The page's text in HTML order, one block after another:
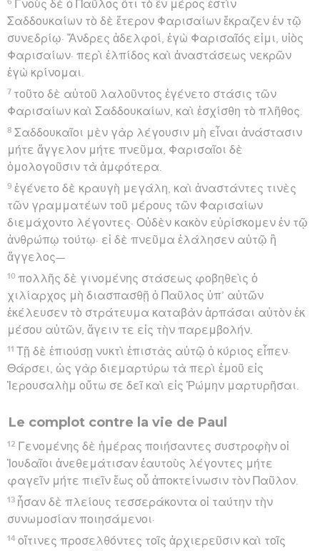
Γνοὺς δὲ ὁ Παῦλος ὅτι τὸ ἓν μέρος ἐστὶν
Σαδδουκαίων τὸ δὲ ἕτερον Φαρισαίων ἔκραζεν ἐν τῷ
συνεδρίῳ· Ἄνδρες ἀδελφοί, ἐγὼ Φαρισαῖός εἰμι, υἱὸς
Φαρισαίων· περὶ ἐλπίδος καὶ ἀναστάσεως νεκρῶν
ἐγὼ κρίνομαι.
7 τοῦτο δὲ αὐτοῦ λαλοῦντος ἐγένετο στάσις τῶν
Φαρισαίων καὶ Σαδδουκαίων, καὶ ἐσχίσθη τὸ πλῆθος.
8 Σαδδουκαῖοι μὲν γὰρ λέγουσιν μὴ εἶναι ἀνάστασιν
μήτε ἄγγελον μήτε πνεῦμα, Φαρισαῖοι δὲ
ὁμολογοῦσιν τὰ ἀμφότερα.
9 ἐγένετο δὲ κραυγὴ μεγάλη, καὶ ἀναστάντες τινὲς
τῶν γραμματέων τοῦ μέρους τῶν Φαρισαίων
διεμάχοντο λέγοντες· Οὐδὲν κακὸν εὑρίσκομεν ἐν τῷ
ἀνθρώπῳ τούτῳ· εἰ δὲ πνεῦμα ἐλάλησεν αὐτῷ ἢ
ἄγγελος—
10 πολλῆς δὲ γινομένης στάσεως φοβηθεὶς ὁ
χιλίαρχος μὴ διασπασθῇ ὁ Παῦλος ὑπ’ αὐτῶν
ἐκέλευσεν τὸ στράτευμα καταβὰν ἁρπάσαι αὐτὸν ἐκ
μέσου αὐτῶν, ἄγειν τε εἰς τὴν παρεμβολήν.
11 Τῇ δὲ ἐπιούσῃ νυκτὶ ἐπιστὰς αὐτῷ ὁ κύριος εἶπεν·
Θάρσει, ὡς γὰρ διεμαρτύρω τὰ περὶ ἐμοῦ εἰς
Ἰερουσαλὴμ οὕτω σε δεῖ καὶ εἰς Ῥώμην μαρτυρῆσαι.
Le complot contre la vie de Paul
12 Γενομένης δὲ ἡμέρας ποιήσαντες συστροφὴν οἱ
Ἰουδαῖοι ἀνεθεμάτισαν ἑαυτοὺς λέγοντες μήτε
φαγεῖν μήτε πιεῖν ἕως οὗ ἀποκτείνωσιν τὸν Παῦλον.
13 ἦσαν δὲ πλείους τεσσεράκοντα οἱ ταύτην τὴν
συνωμοσίαν ποιησάμενοι·
14 οἵτινες προσελθόντες τοῖς ἀρχιερεῦσιν καὶ τοῖς